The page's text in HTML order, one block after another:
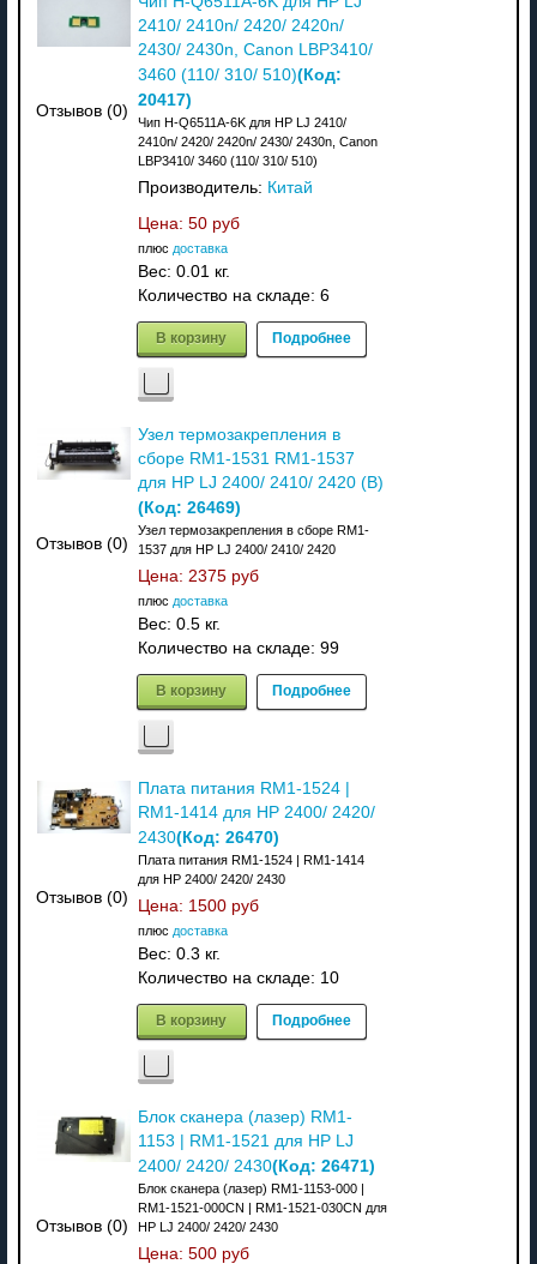
Отзывов (0)
2410/ 2410n/ 2420/ 2420n/
2430/ 2430n, Canon LBP3410/
3460 (110/ 310/ 510)(Код:
20417)
Чип H-Q6511A-6K для HP LJ 2410/
2410n/ 2420/ 2420n/ 2430/ 2430n, Canon
LBP3410/ 3460 (110/ 310/ 510)
Производитель: Китай
Цена: 50 руб
плюс доставка
Вес: 0.01 кг.
Количество на складе: 6
В корзину Подробнее
Отзывов (0)
Узел термозакрепления в
сборе RM1-1531 RM1-1537
для HP LJ 2400/ 2410/ 2420 (В)
(Код: 26469)
Узел термозакрепления в сборе RM1-
1537 для HP LJ 2400/ 2410/ 2420
Цена: 2375 руб
плюс доставка
Вес: 0.5 кг.
Количество на складе: 99
В корзину Подробнее
Отзывов (0)
Плата питания RM1-1524 |
RM1-1414 для HP 2400/ 2420/
2430(Код: 26470)
Плата питания RM1-1524 | RM1-1414
для HP 2400/ 2420/ 2430
Цена: 1500 руб
плюс доставка
Вес: 0.3 кг.
Количество на складе: 10
В корзину Подробнее
Отзывов (0)
Блок сканера (лазер) RM1-
1153 | RM1-1521 для HP LJ
2400/ 2420/ 2430(Код: 26471)
Блок сканера (лазер) RM1-1153-000 |
RM1-1521-000CN | RM1-1521-030CN для
HP LJ 2400/ 2420/ 2430
Цена: 500 руб